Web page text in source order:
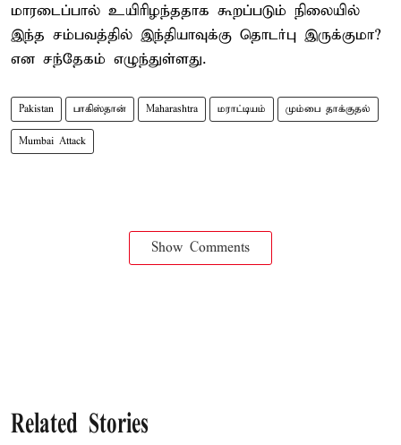
மாரடைப்பால் உயிரிழந்ததாக கூறப்படும் நிலையில்
இந்த சம்பவத்தில் இந்தியாவுக்கு தொடர்பு இருக்குமா?
என சந்தேகம் எழுந்துள்ளது.
Pakistan பாகிஸ்தான் Maharashtra மராட்டியம் மும்பை தாக்குதல்
Mumbai Attack
Show Comments
Related Stories